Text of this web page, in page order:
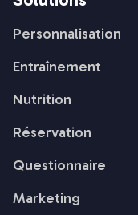
Personnalisation
Entraînement
Nutrition
Réservation
Questionnaire
Marketing